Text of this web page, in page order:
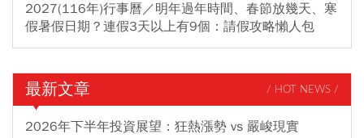
2027(116年)行事曆／明年過年時間、春節放幾天、寒
假暑假日期？連假3天以上有9個：請假攻略懶人包
最新文章 / HOT NEWS /
2026年下半年投資展望：狂熱漲勢 vs 嚴峻現實